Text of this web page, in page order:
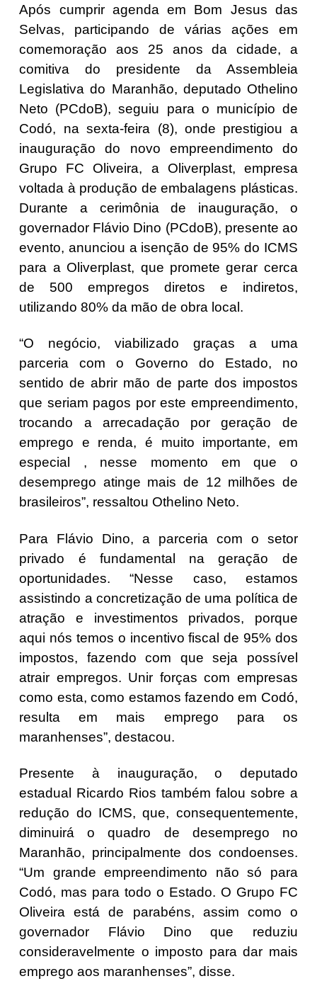
Após cumprir agenda em Bom Jesus das
Selvas, participando de várias ações em
comemoração aos 25 anos da cidade, a
comitiva do presidente da Assembleia
Legislativa do Maranhão, deputado Othelino
Neto (PCdoB), seguiu para o município de
Codó, na sexta-feira (8), onde prestigiou a
inauguração do novo empreendimento do
Grupo FC Oliveira, a Oliverplast, empresa
voltada à produção de embalagens plásticas.
Durante a cerimônia de inauguração, o
governador Flávio Dino (PCdoB), presente ao
evento, anunciou a isenção de 95% do ICMS
para a Oliverplast, que promete gerar cerca
de 500 empregos diretos e indiretos,
utilizando 80% da mão de obra local.
“O negócio, viabilizado graças a uma
parceria com o Governo do Estado, no
sentido de abrir mão de parte dos impostos
que seriam pagos por este empreendimento,
trocando a arrecadação por geração de
emprego e renda, é muito importante, em
especial , nesse momento em que o
desemprego atinge mais de 12 milhões de
brasileiros”, ressaltou Othelino Neto.
Para Flávio Dino, a parceria com o setor
privado é fundamental na geração de
oportunidades. “Nesse caso, estamos
assistindo a concretização de uma política de
atração e investimentos privados, porque
aqui nós temos o incentivo fiscal de 95% dos
impostos, fazendo com que seja possível
atrair empregos. Unir forças com empresas
como esta, como estamos fazendo em Codó,
resulta em mais emprego para os
maranhenses”, destacou.
Presente à inauguração, o deputado
estadual Ricardo Rios também falou sobre a
redução do ICMS, que, consequentemente,
diminuirá o quadro de desemprego no
Maranhão, principalmente dos condoenses.
“Um grande empreendimento não só para
Codó, mas para todo o Estado. O Grupo FC
Oliveira está de parabéns, assim como o
governador Flávio Dino que reduziu
consideravelmente o imposto para dar mais
emprego aos maranhenses”, disse.